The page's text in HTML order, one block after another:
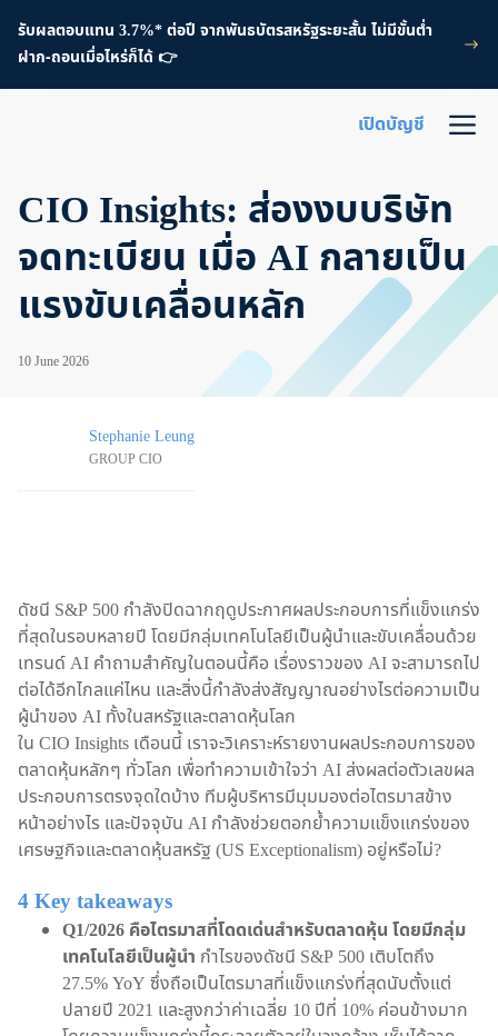
รับผลตอบแทน 3.7%* ต่อปี จากพันธบัตรสหรัฐระยะสั้น ไม่มีขั้นต่ำ
ฝาก-ถอนเมื่อไหร่ก็ได้ 👉
เปิดบัญชี
CIO Insights: ส่องงบบริษัท
จดทะเบียน เมื่อ AI กลายเป็น
แรงขับเคลื่อนหลัก
10 June 2026
Stephanie Leung
GROUP CIO
ดัชนี S&P 500 กำลังปิดฉากฤดูประกาศผลประกอบการที่แข็งแกร่ง
ที่สุดในรอบหลายปี โดยมีกลุ่มเทคโนโลยีเป็นผู้นำและขับเคลื่อนด้วย
เทรนด์ AI คำถามสำคัญในตอนนี้คือ เรื่องราวของ AI จะสามารถไป
ต่อได้อีกไกลแค่ไหน และสิ่งนี้กำลังส่งสัญญาณอย่างไรต่อความเป็น
ผู้นำของ AI ทั้งในสหรัฐและตลาดหุ้นโลก
ใน CIO Insights เดือนนี้ เราจะวิเคราะห์รายงานผลประกอบการของ
ตลาดหุ้นหลักๆ ทั่วโลก เพื่อทำความเข้าใจว่า AI ส่งผลต่อตัวเลขผล
ประกอบการตรงจุดใดบ้าง ทีมผู้บริหารมีมุมมองต่อไตรมาสข้าง
หน้าอย่างไร และปัจจุบัน AI กำลังช่วยตอกย้ำความแข็งแกร่งของ
เศรษฐกิจและตลาดหุ้นสหรัฐ (US Exceptionalism) อยู่หรือไม่?
4 Key takeaways
Q1/2026 คือไตรมาสที่โดดเด่นสำหรับตลาดหุ้น โดยมีกลุ่ม
เทคโนโลยีเป็นผู้นำ กำไรของดัชนี S&P 500 เติบโตถึง
27.5% YoY ซึ่งถือเป็นไตรมาสที่แข็งแกร่งที่สุดนับตั้งแต่
ปลายปี 2021 และสูงกว่าค่าเฉลี่ย 10 ปีที่ 10% ค่อนข้างมาก